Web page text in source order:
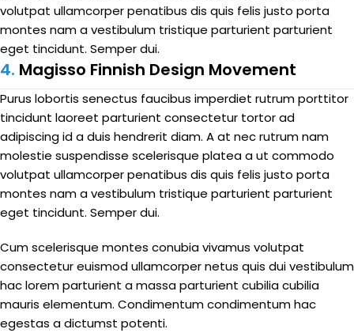
volutpat ullamcorper penatibus dis quis felis justo porta
montes nam a vestibulum tristique parturient parturient
eget tincidunt. Semper dui.
4. Magisso Finnish Design Movement
Purus lobortis senectus faucibus imperdiet rutrum porttitor
tincidunt laoreet parturient consectetur tortor ad
adipiscing id a duis hendrerit diam. A at nec rutrum nam
molestie suspendisse scelerisque platea a ut commodo
volutpat ullamcorper penatibus dis quis felis justo porta
montes nam a vestibulum tristique parturient parturient
eget tincidunt. Semper dui.
Cum scelerisque montes conubia vivamus volutpat
consectetur euismod ullamcorper netus quis dui vestibulum
hac lorem parturient a massa parturient cubilia cubilia
mauris elementum. Condimentum condimentum hac
egestas a dictumst potenti.